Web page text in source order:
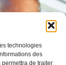
technologies
des
de traiter